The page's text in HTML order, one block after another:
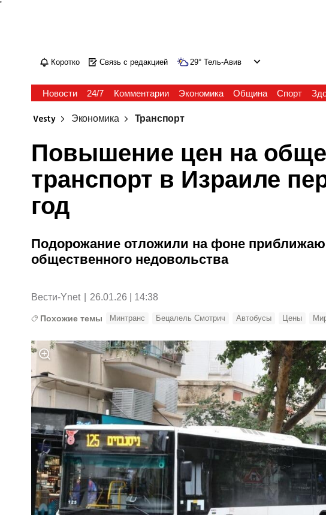
'
Коротко Связь с редакцией 29° Тель-Авив
Новости 24/7 Комментарии Экономика Община Спорт
Vesty Экономика Транспорт
Повышение цен на
транспорт в Израиле
год
Подорожание отложили на фоне
общественного недовольства
Вести-Ynet 26.01.26 | 14:38
Похожие темы Минтранс Бецалель Смотрич Автобусы Цены